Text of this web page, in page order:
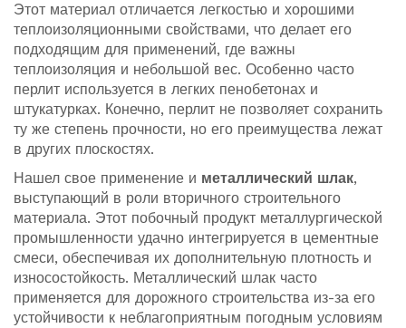
Этот материал отличается легкостью и хорошими
теплоизоляционными свойствами, что делает его
подходящим для применений, где важны
теплоизоляция и небольшой вес. Особенно часто
перлит используется в легких пенобетонах и
штукатурках. Конечно, перлит не позволяет сохранить
ту же степень прочности, но его преимущества лежат
в других плоскостях.
Нашел свое применение и металлический шлак,
выступающий в роли вторичного строительного
материала. Этот побочный продукт металлургической
промышленности удачно интегрируется в цементные
смеси, обеспечивая их дополнительную плотность и
износостойкость. Металлический шлак часто
применяется для дорожного строительства из-за его
устойчивости к неблагоприятным погодным условиям